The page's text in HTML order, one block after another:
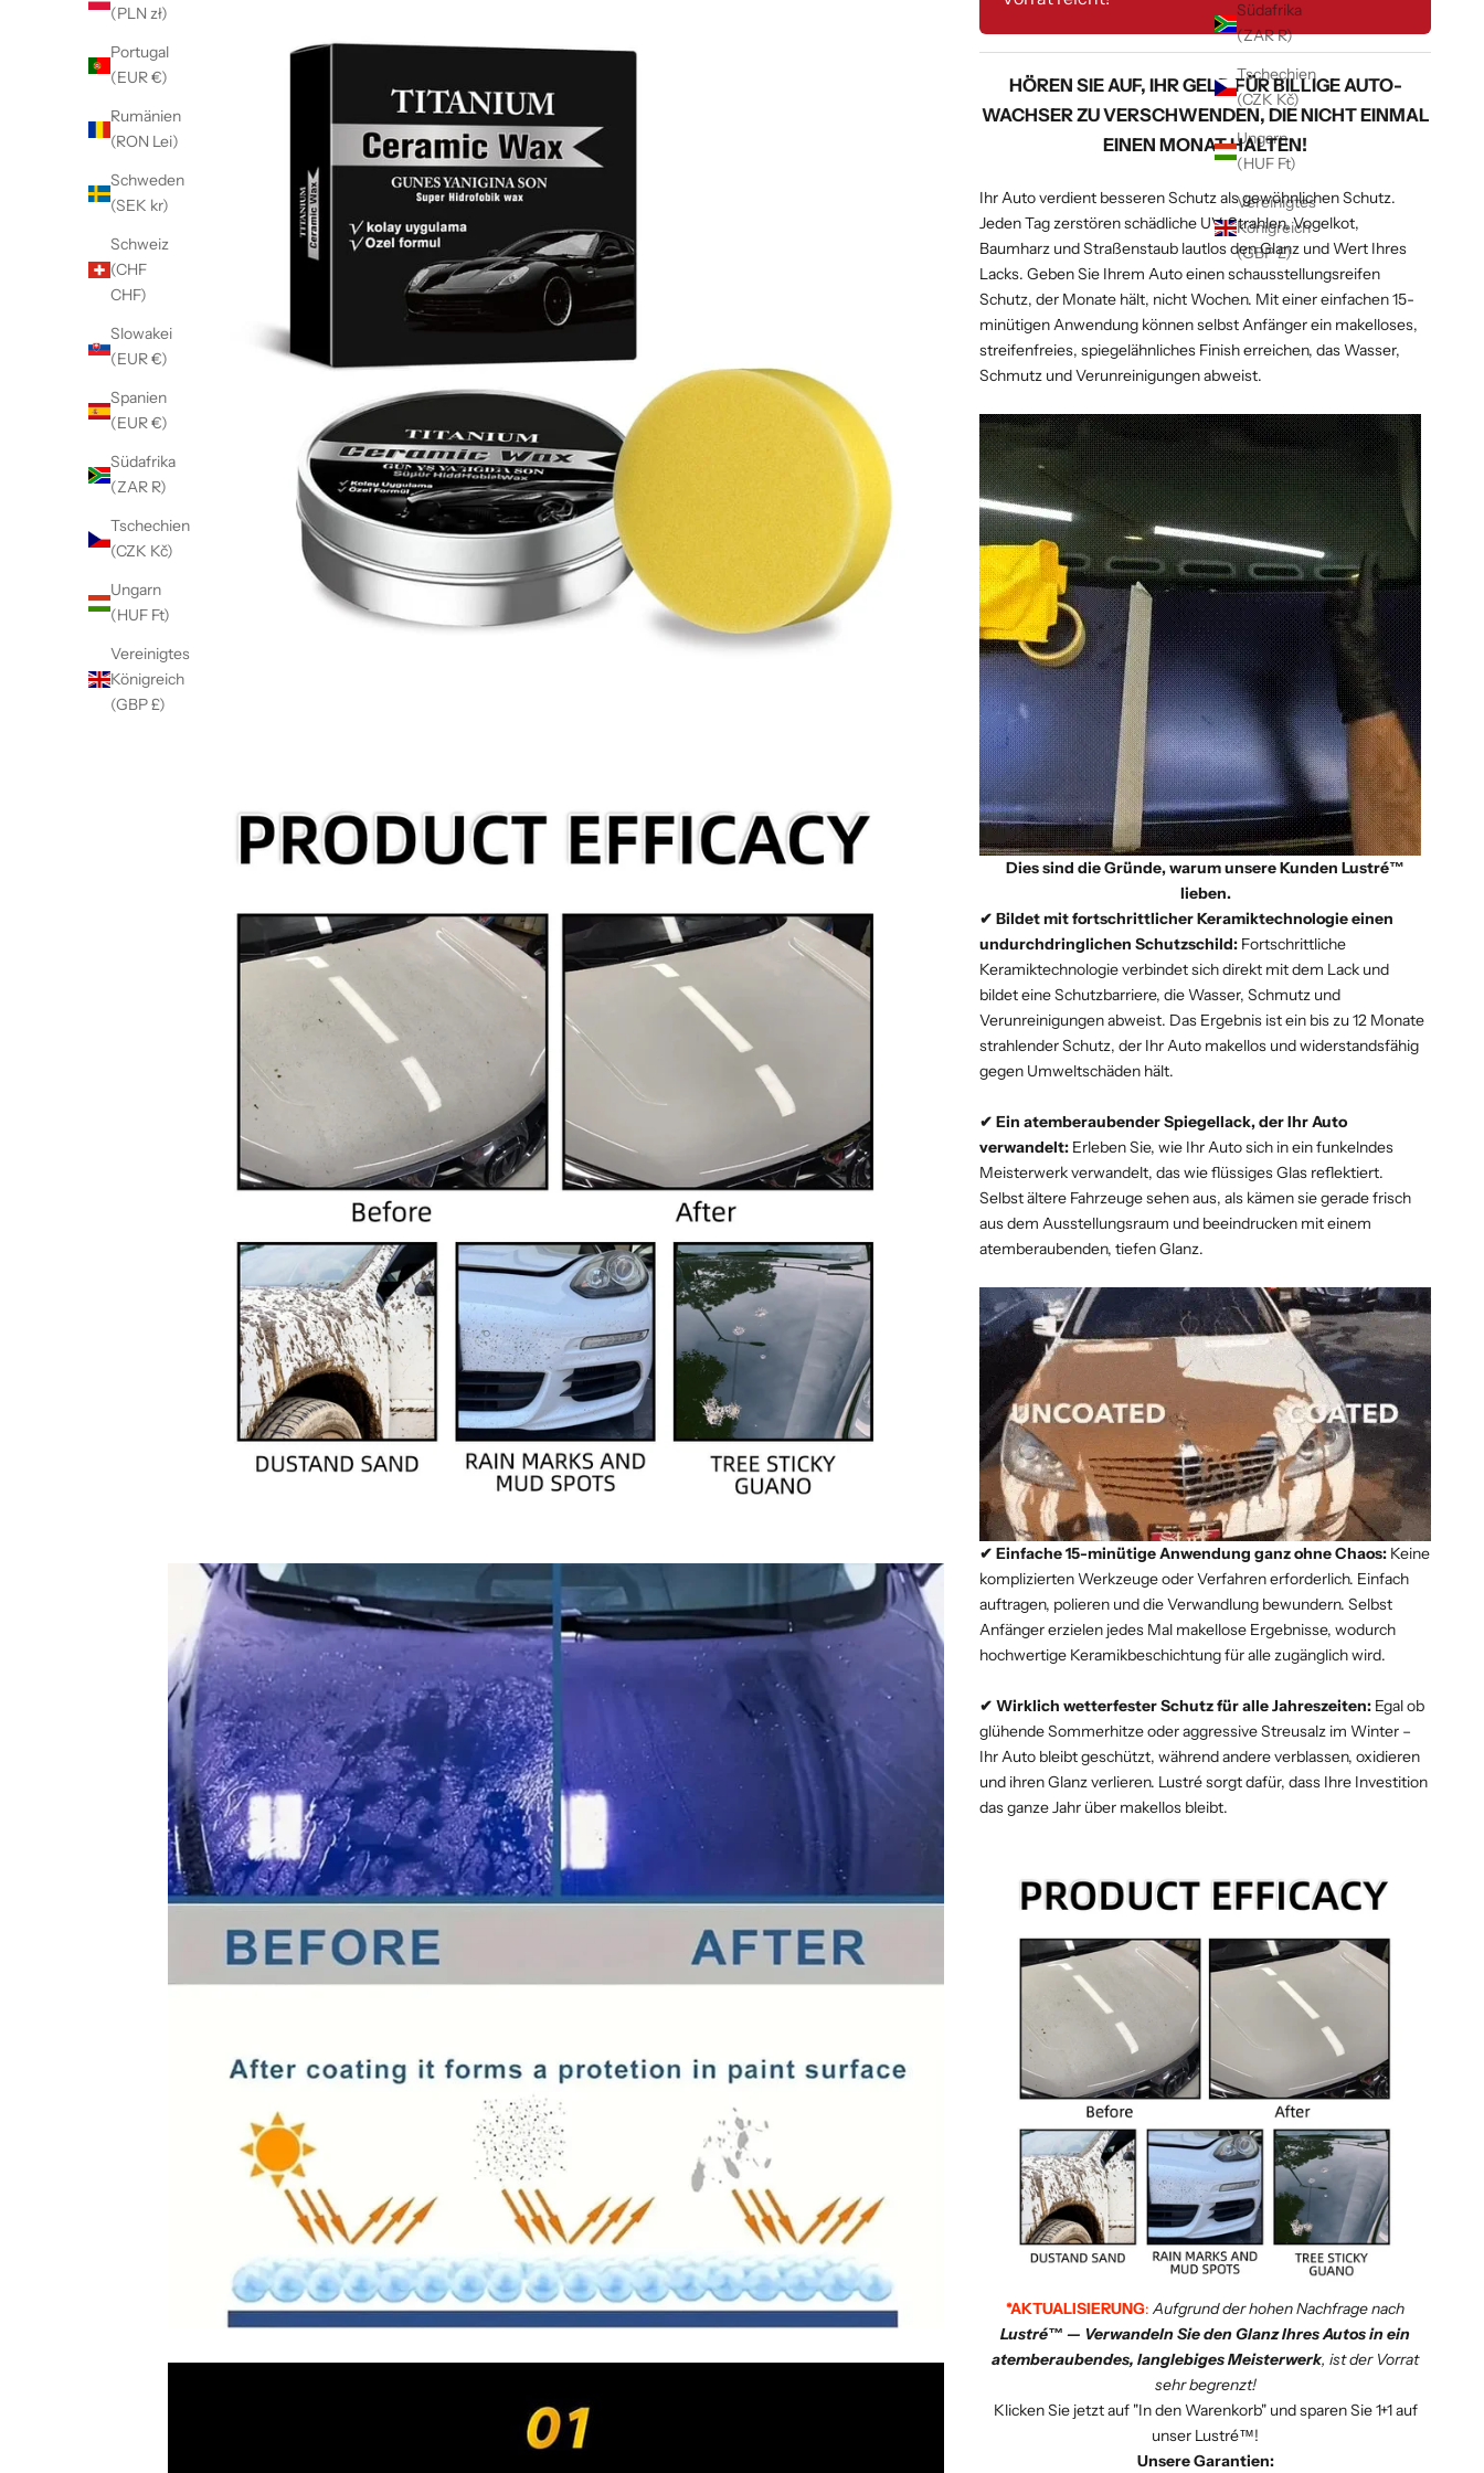
Südafrika
(ZAR R)
Tschechien
(CZK Kč)
Ungarn
(HUF Ft)
Vereinigtes
Königreich
(GBP £)
(PLN zł)
Portugal
(EUR €)
Rumänien
(RON Lei)
Schweden
(SEK kr)
Schweiz
(CHF
CHF)
Slowakei
(EUR €)
Spanien
(EUR €)
Südafrika
(ZAR R)
Tschechien
(CZK Kč)
Ungarn
(HUF Ft)
Vereinigtes
Königreich
(GBP £)
HÖREN SIE AUF, IHR GELD FÜR BILLIGE AUTO-
WACHSER ZU VERSCHWENDEN, DIE NICHT EINMAL
EINEN MONAT HALTEN!
Ihr Auto verdient besseren Schutz als gewöhnlichen Schutz.
Jeden Tag zerstören schädliche UV-Strahlen, Vogelkot,
Baumharz und Straßenstaub lautlos den Glanz und Wert Ihres
Lacks. Geben Sie Ihrem Auto einen schausstellungsreifen
Schutz, der Monate hält, nicht Wochen. Mit einer einfachen 15-
minütigen Anwendung können selbst Anfänger ein makelloses,
streifenfreies, spiegelähnliches Finish erreichen, das Wasser,
Schmutz und Verunreinigungen abweist.
Dies sind die Gründe, warum unsere Kunden Lustré™
lieben.
✔ Bildet mit fortschrittlicher Keramiktechnologie einen
undurchdringlichen Schutzschild: Fortschrittliche
Keramiktechnologie verbindet sich direkt mit dem Lack und
bildet eine Schutzbarriere, die Wasser, Schmutz und
Verunreinigungen abweist. Das Ergebnis ist ein bis zu 12 Monate
strahlender Schutz, der Ihr Auto makellos und widerstandsfähig
gegen Umweltschäden hält.
✔ Ein atemberaubender Spiegellack, der Ihr Auto
verwandelt: Erleben Sie, wie Ihr Auto sich in ein funkelndes
Meisterwerk verwandelt, das wie flüssiges Glas reflektiert.
Selbst ältere Fahrzeuge sehen aus, als kämen sie gerade frisch
aus dem Ausstellungsraum und beeindrucken mit einem
atemberaubenden, tiefen Glanz.
✔ Einfache 15-minütige Anwendung ganz ohne Chaos: Keine
komplizierten Werkzeuge oder Verfahren erforderlich. Einfach
auftragen, polieren und die Verwandlung bewundern. Selbst
Anfänger erzielen jedes Mal makellose Ergebnisse, wodurch
hochwertige Keramikbeschichtung für alle zugänglich wird.
✔ Wirklich wetterfester Schutz für alle Jahreszeiten: Egal ob
glühende Sommerhitze oder aggressive Streusalz im Winter –
Ihr Auto bleibt geschützt, während andere verblassen, oxidieren
und ihren Glanz verlieren. Lustré sorgt dafür, dass Ihre Investition
das ganze Jahr über makellos bleibt.
*AKTUALISIERUNG:Aufgrund der hohen Nachfrage nach
Lustré™ — Verwandeln Sie den Glanz Ihres Autos in ein
atemberaubendes, langlebiges Meisterwerk, ist der Vorrat
sehr begrenzt!
Klicken Sie jetzt auf "In den Warenkorb" und sparen Sie 1+1 auf
unser Lustré™!
Unsere Garantien: